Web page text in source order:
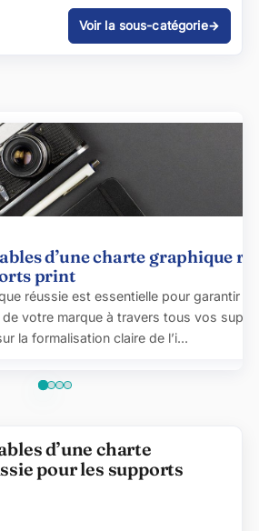
Voir la sous-catégorie
d’une charte graphique
print
réussie est essentielle pour garantir la
de votre marque à travers tous vos
la formalisation claire de l’i...
la catégorie
d’une charte
pour les supports